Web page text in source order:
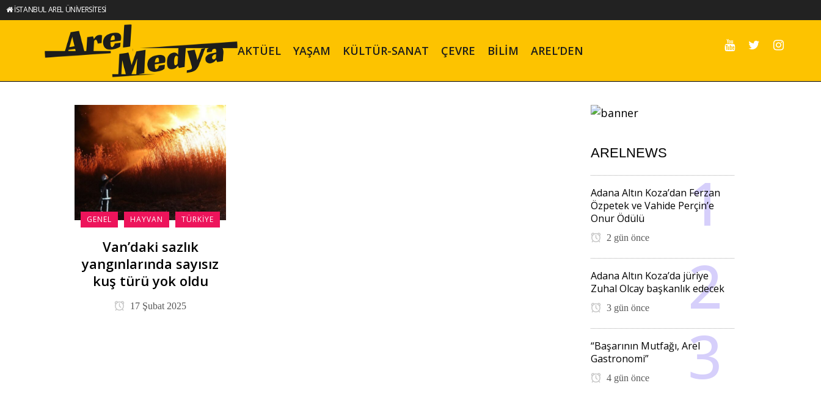
İSTANBUL AREL ÜNİVERSİTESİ
AKTÜEL YAŞAM KÜLTÜR-SANAT ÇEVRE BILIM AREL’DEN
GENEL HAYVAN TÜRKIYE
Van’daki sazlık
yangınlarında sayısız
kuş türü yok oldu
17 Şubat 2025
ARELNEWS
Adana Altın Koza’dan Ferzan
Özpetek ve Vahide Perçin’e
Onur Ödülü
2 gün önce
Adana Altın Koza’da jüriye
Zuhal Olcay başkanlık edecek
3 gün önce
“Başarının Mutfağı, Arel
Gastronomi”
4 gün önce